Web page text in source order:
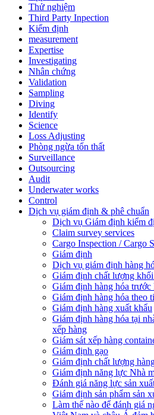
Thử nghiệm
Third Party Inpection
Kiểm định
measurement
Expertise
Investigating
Nhân chứng
Validation
Sampling
Diving
Identify
Science
Loss Adjusting
Phòng ngừa tổn thất
Surveillance
Outsourcing
Audit
Underwater works
Control
Dịch vụ giám định & phê chuẩn
Dịch vụ Giám định kiểm
Claim survey services
Cargo Inspection / Cargo
Giám định
Dịch vụ giám định hàng
Giám định chất lượng
Giám định hàng hóa trước
Giám định hàng hóa theo
Giám định hàng xuất khẩu
Giám định hàng hóa tại
xếp hàng
Giám sát xếp hàng
Giám định gạo
Giám định chất lượng
Giám định năng lực Nhà
Đánh giá năng lực sản
Giám định sản phẩm sản
Làm thế nào để đánh giá